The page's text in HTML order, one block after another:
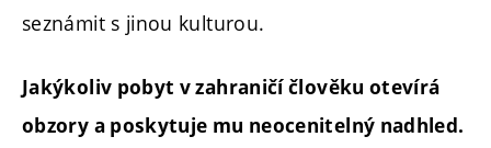
seznámit s jinou kulturou.
Jakýkoliv pobyt v zahraničí člověku otevírá
obzory a poskytuje mu neocenitelný nadhled.